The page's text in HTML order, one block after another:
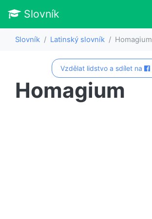
Slovník
Slovník Latinský slovník Homagium
Vzdělat lidstvo a sdílet na
Homagium